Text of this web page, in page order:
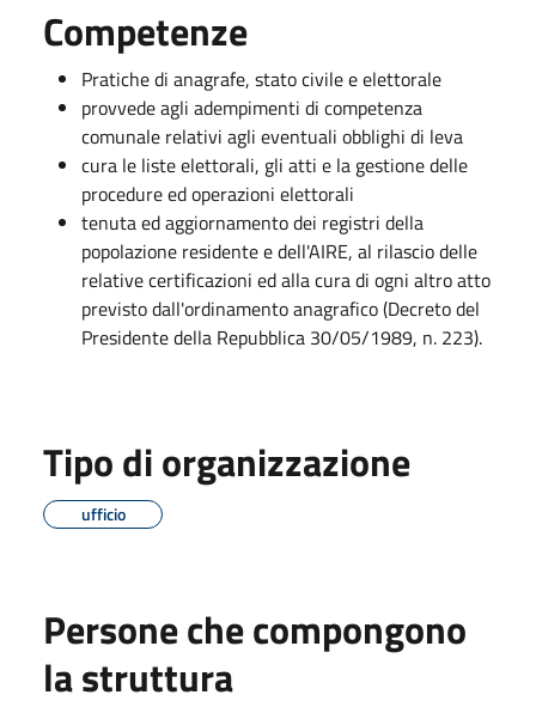
Competenze
Pratiche di anagrafe, stato civile e elettorale
provvede agli adempimenti di competenza
comunale relativi agli eventuali obblighi di leva
cura le liste elettorali, gli atti e la gestione delle
procedure ed operazioni elettorali
tenuta ed aggiornamento dei registri della
popolazione residente e dell'AIRE, al rilascio delle
relative certificazioni ed alla cura di ogni altro atto
previsto dall'ordinamento anagrafico (Decreto del
Presidente della Repubblica 30/05/1989, n. 223).
Tipo di organizzazione
ufficio
Persone che compongono
la struttura